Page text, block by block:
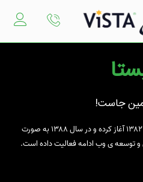
جاست!
شرکت ویستا فعالیت خود را از سال ۱۳۸۲ آغاز کرده و در سال ۱۳۸۸ به صورت
توسعه ی وب ادامه فعالیت داده است.